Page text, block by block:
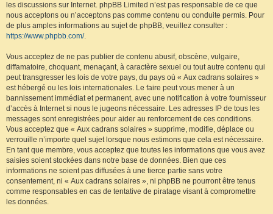
les discussions sur Internet. phpBB Limited n’est pas responsable de ce que
nous acceptons ou n’acceptons pas comme contenu ou conduite permis. Pour
de plus amples informations au sujet de phpBB, veuillez consulter :
https://www.phpbb.com/.
Vous acceptez de ne pas publier de contenu abusif, obscène, vulgaire,
diffamatoire, choquant, menaçant, à caractère sexuel ou tout autre contenu qui
peut transgresser les lois de votre pays, du pays où « Aux cadrans solaires »
est hébergé ou les lois internationales. Le faire peut vous mener à un
bannissement immédiat et permanent, avec une notification à votre fournisseur
d’accès à Internet si nous le jugeons nécessaire. Les adresses IP de tous les
messages sont enregistrées pour aider au renforcement de ces conditions.
Vous acceptez que « Aux cadrans solaires » supprime, modifie, déplace ou
verrouille n’importe quel sujet lorsque nous estimons que cela est nécessaire.
En tant que membre, vous acceptez que toutes les informations que vous avez
saisies soient stockées dans notre base de données. Bien que ces
informations ne soient pas diffusées à une tierce partie sans votre
consentement, ni « Aux cadrans solaires », ni phpBB ne pourront être tenus
comme responsables en cas de tentative de piratage visant à compromettre
les données.